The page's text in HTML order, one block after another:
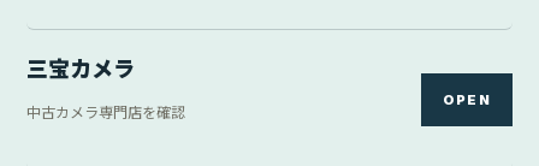
三宝カメラ
中古カメラ専門店を確認
OPEN